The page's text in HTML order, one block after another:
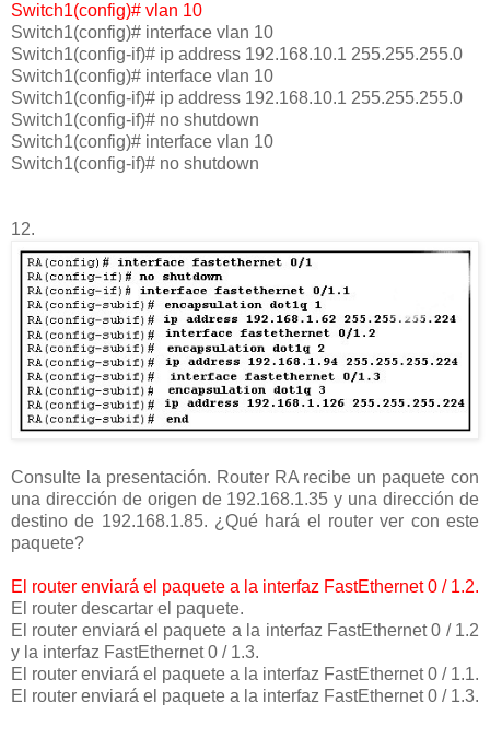
Switch1(config)# vlan 10
Switch1(config)# interface vlan 10
Switch1(config-if)# ip address 192.168.10.1 255.255.255.0​
Switch1(config)# interface vlan 10
Switch1(config-if)# ip address 192.168.10.1 255.255.255.0
Switch1(config-if)# no shutdown​
Switch1(config)# interface vlan 10
Switch1(config-if)# no shutdown​
12.
Consulte la presentación. Router RA recibe un paquete con
una dirección de origen de 192.168.1.35 y una dirección de
destino de 192.168.1.85. ¿Qué hará el router ver con este
paquete?
El router enviará el paquete a la interfaz FastEthernet 0 / 1.2.
El router descartar el paquete.
El router enviará el paquete a la interfaz FastEthernet 0 / 1.2
y la interfaz FastEthernet 0 / 1.3.
El router enviará el paquete a la interfaz FastEthernet 0 / 1.1.
El router enviará el paquete a la interfaz FastEthernet 0 / 1.3.